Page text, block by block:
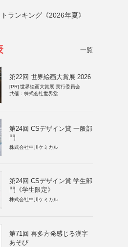
ランキング《2026年夏》
一覧
第22回 世界絵画大賞展 2026
[PR] 世界絵画大賞展 実行委員会
共催：株式会社世界堂
第24回 CSデザイン賞 一般部
門
株式会社中川ケミカル
第24回 CSデザイン賞 学生部
門《学生限定》
株式会社中川ケミカル
第71回 喜多方発感じる漢字
あそび